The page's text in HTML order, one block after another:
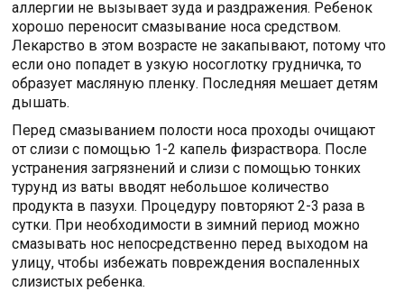
аллергии не вызывает зуда и раздражения. Ребенок
хорошо переносит смазывание носа средством.
Лекарство в этом возрасте не закапывают, потому что
если оно попадет в узкую носоглотку грудничка, то
образует масляную пленку. Последняя мешает детям
дышать.
Перед смазыванием полости носа проходы очищают
от слизи с помощью 1-2 капель физраствора. После
устранения загрязнений и слизи с помощью тонких
турунд из ваты вводят небольшое количество
продукта в пазухи. Процедуру повторяют 2-3 раза в
сутки. При необходимости в зимний период можно
смазывать нос непосредственно перед выходом на
улицу, чтобы избежать повреждения воспаленных
слизистых ребенка.